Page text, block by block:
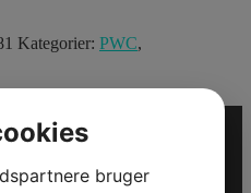
Kategorier: PWC,
bruger